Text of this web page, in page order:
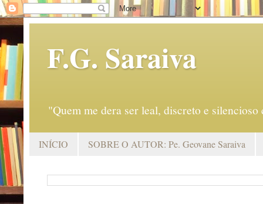
F.G. Saraiva
"Quem me dera ser leal, discreto e
INÍCIO SOBRE O AUTOR: Pe. Geovane Saraiva